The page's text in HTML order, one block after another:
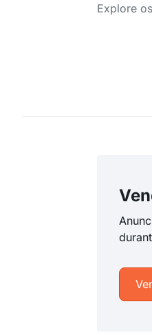
Explore